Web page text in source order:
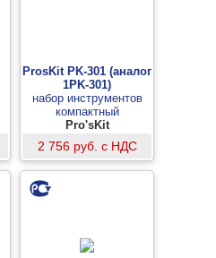
ProsKit PK-301 (аналог
1PK-301)
набор инструментов
компактный
Pro'sKit
2 756 руб. с НДС